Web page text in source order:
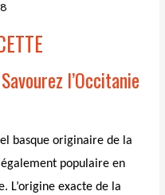
l’Occitanie
basque originaire de la
populaire en
L’origine exacte de la